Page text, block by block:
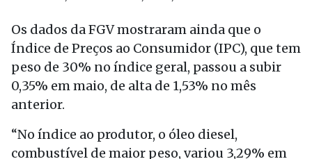
Os dados da FGV mostraram ainda que o
Índice de Preços ao Consumidor (IPC), que tem
peso de 30% no índice geral, passou a subir
0,35% em maio, de alta de 1,53% no mês
anterior.
“No índice ao produtor, o óleo diesel,
combustível de maior peso, variou 3,29% em